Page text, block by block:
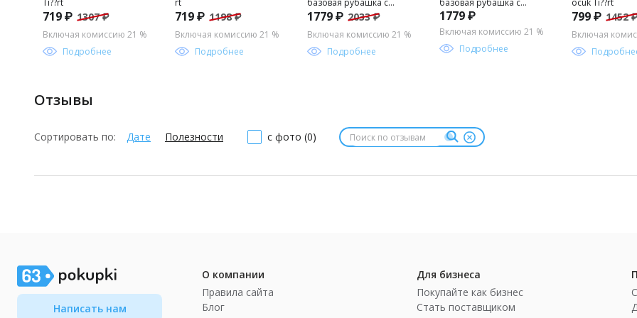
Ti??rt
719 ₽ 1307 ₽
Включая комиссию 21 %
Подробнее
rt
719 ₽ 1198 ₽
Включая комиссию 21 %
Подробнее
базовая рубашка с
длинным рукавом для
мальчика
1779 ₽ 2033 ₽
Включая комиссию 21 %
Подробнее
базовая рубашка с
длинным рукавом для
мальчика
1779 ₽
Включая комиссию 21 %
Подробнее
ocuk Ti??rt
799 ₽ 1452 ₽
Включая
Отзывы
Сортировать по: Дате Полезности с фото (0)
Написать нам
О компании
Правила сайта
Блог
Для бизнеса
Покупайте как бизнес
Стать поставщиком